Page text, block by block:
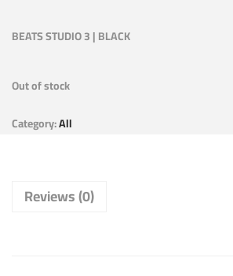
BEATS STUDIO 3 | BLACK
Out of stock
Category:All
Reviews (0)